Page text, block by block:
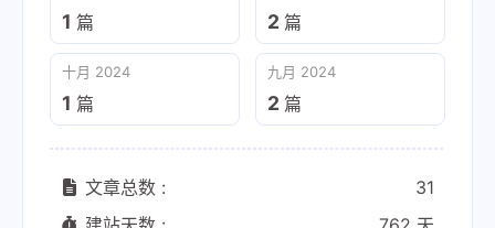
1 篇 2 篇
十月 2024
1 篇
九月 2024
2 篇
文章总数 :
31